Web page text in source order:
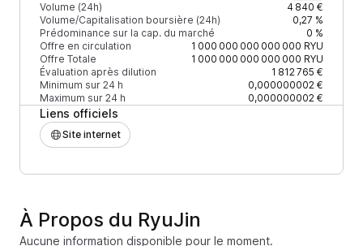
Volume (24h)
4 840 €
Volume/Capitalisation boursière (24h)
0,27 %
Prédominance sur la cap. du marché
0 %
Offre en circulation
1 000 000 000 000 000 RYU
Offre Totale
1 000 000 000 000 000 RYU
Évaluation après dilution
1 812 765 €
Minimum sur 24 h
0,000000002 €
Maximum sur 24 h
0,000000002 €
Liens officiels
Site internet
À Propos du RyuJin
Aucune information disponible pour le moment.